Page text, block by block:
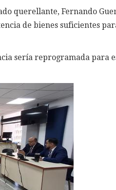
querellante, Fernando
de bienes suficientes
sería reprogramada para